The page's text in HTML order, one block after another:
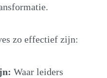
zo effectief zijn:
Waar leiders